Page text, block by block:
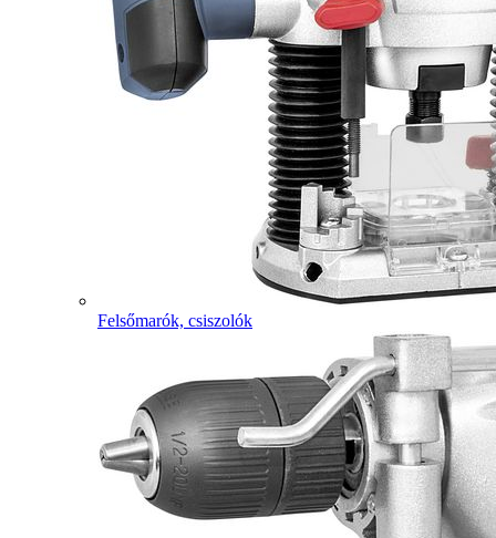
Felsőmarók, csiszolók